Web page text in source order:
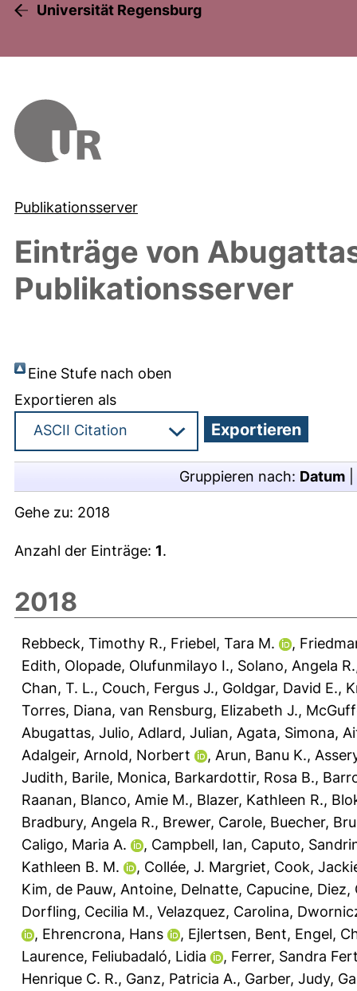
Universität Regensburg
Publikationsserver
Einträge von
Publikationsserver
Eine Stufe nach oben
Exportieren als
Gruppieren nach: Datum
Gehe zu: 2018
Anzahl der Einträge: 1.
2018
Rebbeck, Timothy R., Friebel, Tara M. ,
Edith, Olopade, Olufunmilayo I., Solano, Angela R.
Chan, T. L., Couch, Fergus J., Goldgar, David E.,
Torres, Diana, van Rensburg, Elizabeth J.,
Abugattas, Julio, Adlard, Julian, Agata, Simona,
Adalgeir, Arnold, Norbert , Arun, Banu K.,
Judith, Barile, Monica, Barkardottir, Rosa B.,
Raanan, Blanco, Amie M., Blazer, Kathleen R.,
Bradbury, Angela R., Brewer, Carole, Buecher,
Caligo, Maria A.
, Campbell, Ian, Caputo,
Kathleen B. M.
, Collée, J. Margriet, Cook,
Kim, de Pauw, Antoine, Delnatte, Capucine, Diez,
Dorfling, Cecilia M., Velazquez, Carolina,
, Ehrencrona, Hans , Ejlertsen, Bent, Engel,
Laurence, Feliubadaló, Lidia , Ferrer, Sandra
Henrique C. R., Ganz, Patricia A., Garber, Judy,